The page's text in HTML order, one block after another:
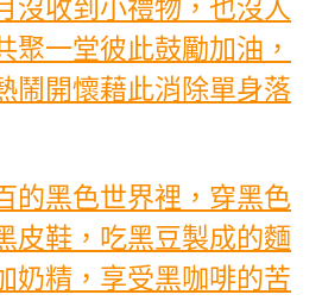
沒收到小禮物，也沒人
聚一堂彼此鼓勵加油，
鬧開懷藉此消除單身落
的黑色世界裡，穿黑色
皮鞋，吃黑豆製成的麵
奶精，享受黑咖啡的苦